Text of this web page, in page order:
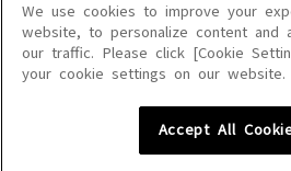
もっと見る
カラオケ最新情報をチ
を問わず、著作権法の定める範囲を超えて無断で
を禁じます。
楽曲及びコンテンツは、機種によりご利用いただ
楽曲及びコンテンツの配信日、配信内容が変更にな
We use cookies to improve your
website, to personalize content and
our traffic. Please click [Cookie
your cookie settings on our website.
Accept All